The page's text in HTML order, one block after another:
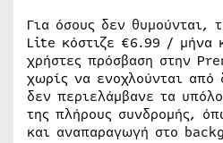
Για όσους δεν θυμούνται,
Lite κόστιζε €6.99 / μήνα
χρήστες πρόσβαση στην
χωρίς να ενοχλούνται από
δεν περιελάμβανε τα
της πλήρους συνδρομής,
και αναπαραγωγή στο